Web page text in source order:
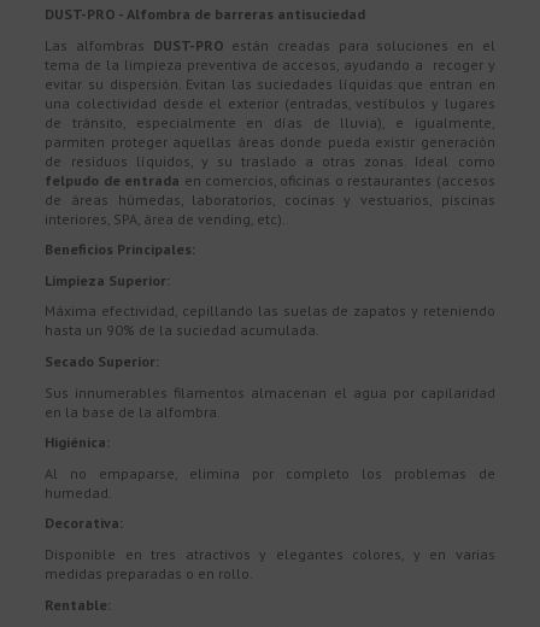
DUST-PRO - Alfombra de barreras antisuciedad
Las alfombras DUST-PRO están creadas para soluciones en el
tema de la limpieza preventiva de accesos, ayudando a recoger y
evitar su dispersión. Evitan las suciedades líquidas que entran en
una colectividad desde el exterior (entradas, vestíbulos y lugares
de tránsito, especialmente en días de lluvia), e igualmente,
parmiten proteger aquellas áreas donde pueda existir generación
de residuos líquidos, y su traslado a otras zonas. Ideal como
felpudo de entrada en comercios, oficinas o restaurantes (accesos
de áreas húmedas, laboratorios, cocinas y vestuarios, piscinas
interiores, SPA, área de vending, etc).
Beneficios Principales:
Limpieza Superior:
Máxima efectividad, cepillando las suelas de zapatos y reteniendo
hasta un 90% de la suciedad acumulada.
Secado Superior:
Sus innumerables filamentos almacenan el agua por capilaridad
en la base de la alfombra.
Higiénica:
Al no empaparse, elimina por completo los problemas de
humedad.
Decorativa:
Disponible en tres atractivos y elegantes colores, y en varias
medidas preparadas o en rollo.
Rentable: